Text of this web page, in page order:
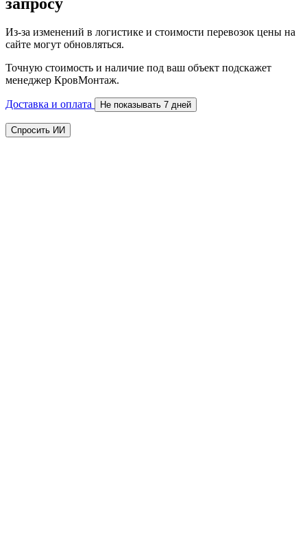
Из-за изменений в логистике и стоимости перевозок цены на
сайте могут обновляться.
Точную стоимость и наличие под ваш объект подскажет
менеджер КровМонтаж.
Доставка и оплата Не показывать 7 дней
Спросить ИИ